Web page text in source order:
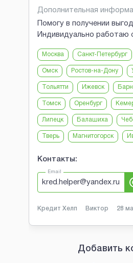
Дополнительная
Помогу в получении
Индивидуально работаю
Москва Санкт-Петербург
Омск Ростов-на-Дону
Тольятти Ижевск
Томск Оренбург
Липецк Балашиха
Тверь Магнитогорск
Контакты:
Email
kred.helper@yandex.ru
Кредит Хелп Виктор 28
Добавить